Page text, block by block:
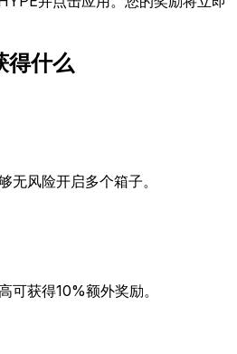
得什么
无风险开启多个箱子。
可获得10%额外奖励。